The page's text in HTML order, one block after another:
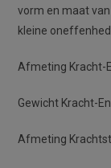
vorm en maat
kleine
Afmeting Kracht-
Gewicht Kracht-
Afmeting